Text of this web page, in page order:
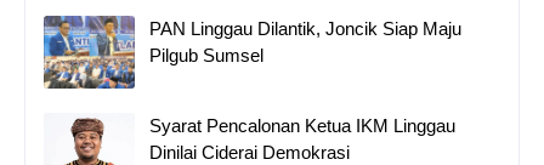
PAN Linggau Dilantik, Joncik Siap Maju
Pilgub Sumsel
Syarat Pencalonan Ketua IKM Linggau
Dinilai Ciderai Demokrasi